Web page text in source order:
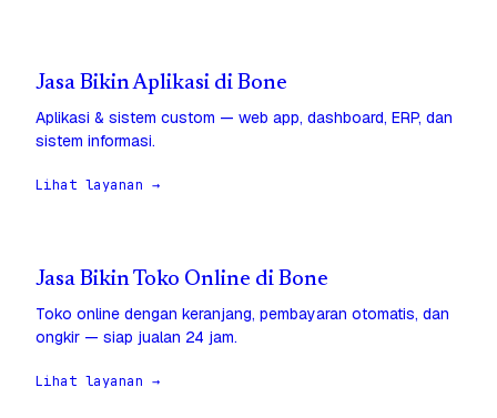
Jasa Bikin Aplikasi di Bone
Aplikasi & sistem custom — web app, dashboard, ERP, dan
sistem informasi.
Lihat layanan →
Jasa Bikin Toko Online di Bone
Toko online dengan keranjang, pembayaran otomatis, dan
ongkir — siap jualan 24 jam.
Lihat layanan →